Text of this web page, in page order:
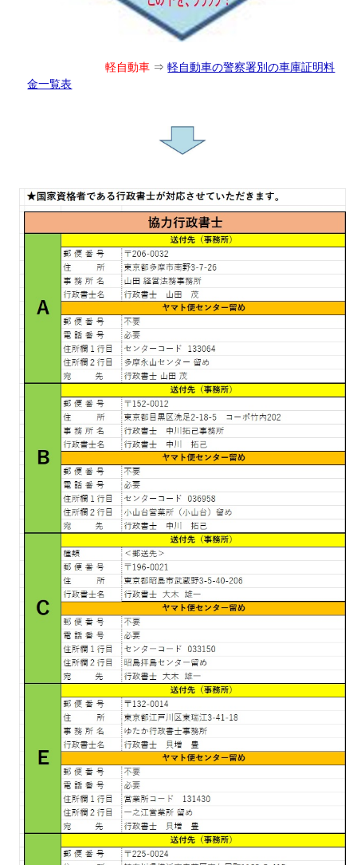
軽自動車 ⇒軽自動車の警察署別の車庫証明料
金一覧表